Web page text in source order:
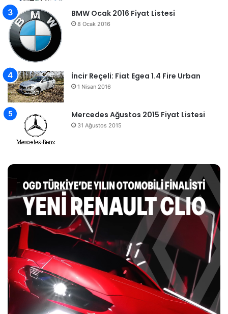
BMW Ocak 2016 Fiyat Listesi
8 Ocak 2016
İncir Reçeli: Fiat Egea 1.4 Fire Urban
1 Nisan 2016
Mercedes Ağustos 2015 Fiyat Listesi
31 Ağustos 2015